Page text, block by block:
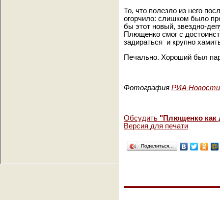
То, что полезло из него
огорчило: слишком было
бы этот новый, звездно-
Плющенко смог с
задираться и крупно
Печально. Хороший был
Фотография РИА Новости
Обсудить "Плющенко как
Версия для печати
Поделиться…